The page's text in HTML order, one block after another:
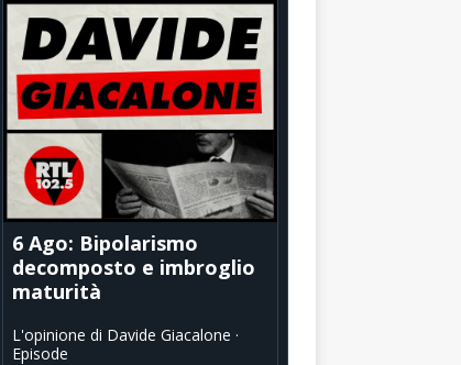
6 Ago: Bipolarismo
decomposto e imbroglio
maturità
L'opinione di Davide Giacalone ·
Episode